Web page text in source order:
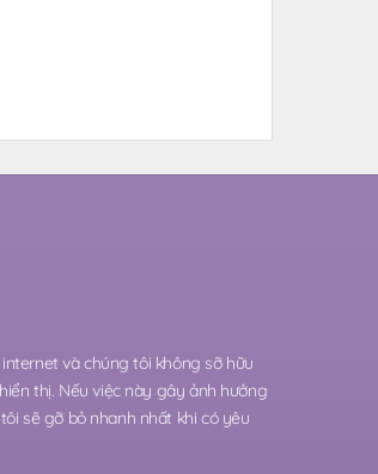
và chúng tôi không sỡ hữu
thị. Nếu việc này gây ảnh hưởng
sẽ gỡ bỏ nhanh nhất khi có yêu